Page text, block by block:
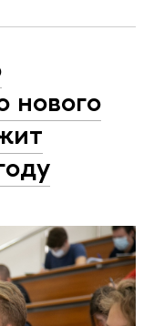
нового